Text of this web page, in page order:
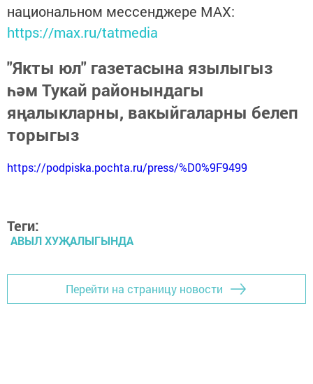
национальном мессенджере MАХ:
https://max.ru/tatmedia
"Якты юл" газетасына язылыгыз
һәм Тукай районындагы
яңалыкларны, вакыйгаларны белеп
торыгыз
https://podpiska.pochta.ru/press/%D0%9F9499
Теги:
АВЫЛ ХУҖАЛЫГЫНДА
Перейти на страницу новости